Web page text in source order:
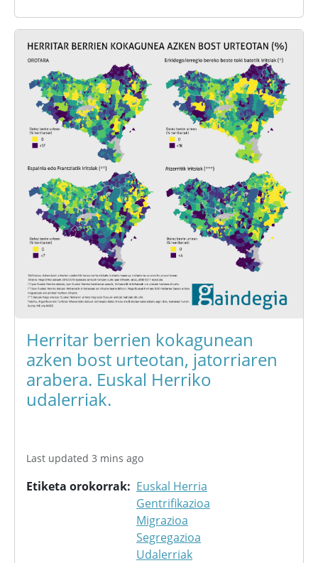
Herritar berrien kokagunean
azken bost urteotan, jatorriaren
arabera. Euskal Herriko
udalerriak.
Last updated 3 mins ago
Etiketa orokorrak
Euskal Herria
Gentrifikazioa
Migrazioa
Segregazioa
Udalerriak